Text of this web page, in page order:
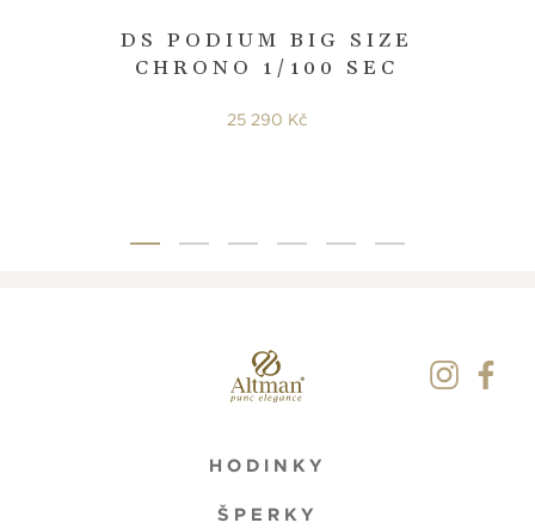
DS PODIUM BIG SIZE
CHRONO 1/100 SEC
25 290 Kč
HODINKY
ŠPERKY